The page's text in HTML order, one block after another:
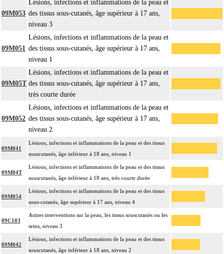
09M053
Lésions, infections et inflammations de la peau et
des tissus sous-cutanés, âge supérieur à 17 ans,
niveau 3
09M051
Lésions, infections et inflammations de la peau et
des tissus sous-cutanés, âge supérieur à 17 ans,
niveau 1
09M05T
Lésions, infections et inflammations de la peau et
des tissus sous-cutanés, âge supérieur à 17 ans,
très courte durée
09M052
Lésions, infections et inflammations de la peau et
des tissus sous-cutanés, âge supérieur à 17 ans,
niveau 2
09M041
Lésions, infections et inflammations de la peau et des tissus
souscutanés, âge inférieur à 18 ans, niveau 1
09M04T
Lésions, infections et inflammations de la peau et des tissus
souscutanés, âge inférieur à 18 ans, très courte durée
09M054
Lésions, infections et inflammations de la peau et des tissus
sous-cutanés, âge supérieur à 17 ans, niveau 4
09C103
Autres interventions sur la peau, les tissus souscutanés ou les
seins, niveau 3
09M042
Lésions, infections et inflammations de la peau et des tissus
souscutanés, âge inférieur à 18 ans, niveau 2